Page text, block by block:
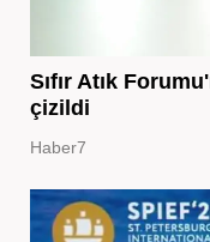
Sıfır Atık
çizildi
Haber7